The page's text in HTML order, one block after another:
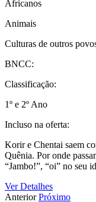
Africanos
Animais
Culturas de outros
BNCC:
Classificação:
1º e 2º Ano
Incluso na oferta:
Korir e Chentai saem
Quênia. Por onde
“Jambo!”, “oi” no seu
Ver Detalhes
AnteriorPróximo